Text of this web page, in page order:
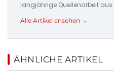
langjährige Quellenarbeit aus.
Alle Artikel ansehen →
ÄHNLICHE ARTIKEL